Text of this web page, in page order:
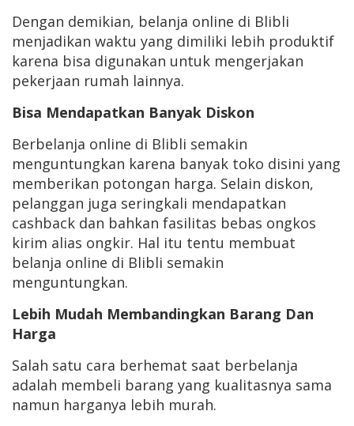
Dengan demikian, belanja online di Blibli
menjadikan waktu yang dimiliki lebih produktif
karena bisa digunakan untuk mengerjakan
pekerjaan rumah lainnya.
Bisa Mendapatkan Banyak Diskon
Berbelanja online di Blibli semakin
menguntungkan karena banyak toko disini yang
memberikan potongan harga. Selain diskon,
pelanggan juga seringkali mendapatkan
cashback dan bahkan fasilitas bebas ongkos
kirim alias ongkir. Hal itu tentu membuat
belanja online di Blibli semakin
menguntungkan.
Lebih Mudah Membandingkan Barang Dan
Harga
Salah satu cara berhemat saat berbelanja
adalah membeli barang yang kualitasnya sama
namun harganya lebih murah.